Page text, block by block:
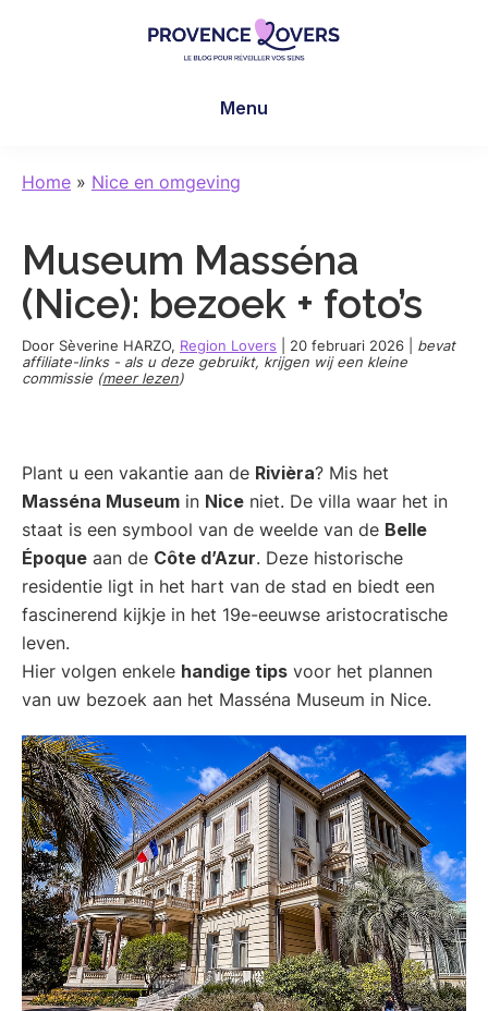
in
-
De
blog
van
Claire
Menu
Home » Nice en omgeving
Museum Masséna
(Nice): bezoek + foto’s
Door Sèverine HARZO, Region Lovers 20 februari 2026
bevat
affiliate-links - als u deze gebruikt, krijgen wij een kleine
commissie (meer lezen)
Plant u een vakantie aan de Rivièra? Mis het
Masséna Museum in Nice niet. De villa waar het in
staat is een symbool van de weelde van de Belle
Époque aan de Côte d’Azur. Deze historische
residentie ligt in het hart van de stad en biedt een
fascinerend kijkje in het 19e-eeuwse aristocratische
leven.
Hier volgen enkele handige tips voor het plannen
van uw bezoek aan het Masséna Museum in Nice.